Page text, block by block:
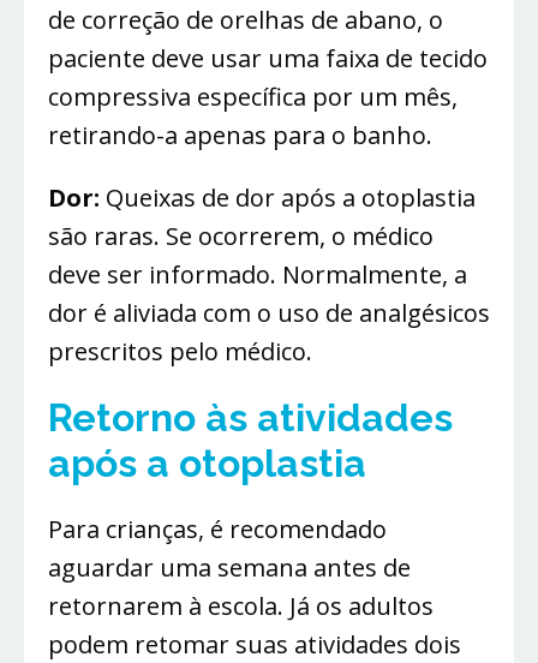
de correção de orelhas de abano, o
paciente deve usar uma faixa de tecido
compressiva específica por um mês,
retirando-a apenas para o banho.
Dor: Queixas de dor após a otoplastia
são raras. Se ocorrerem, o médico
deve ser informado. Normalmente, a
dor é aliviada com o uso de analgésicos
prescritos pelo médico.
Retorno às atividades
após a otoplastia
Para crianças, é recomendado
aguardar uma semana antes de
retornarem à escola. Já os adultos
podem retomar suas atividades dois